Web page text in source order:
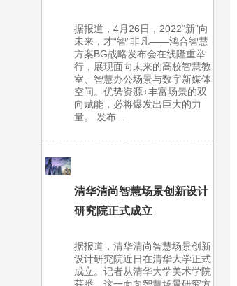
据报道，4月26日，2022“新”向
未来，才“智”非凡——鸿合智慧
方案BG战略发布会在线隆重举
行，展现面向未来的高校智慧教
室、智慧办公场景与数字新媒体
空间。优势资源+丰富场景的双
向赋能，必将爆发出巨大的力
量。 发布...
清华清尚智慧场景创新设计
研究院正式成立
据报道，清华清尚智慧场景创新
设计研究院近日在清华大学正式
成立。记者从清华大学美术学院